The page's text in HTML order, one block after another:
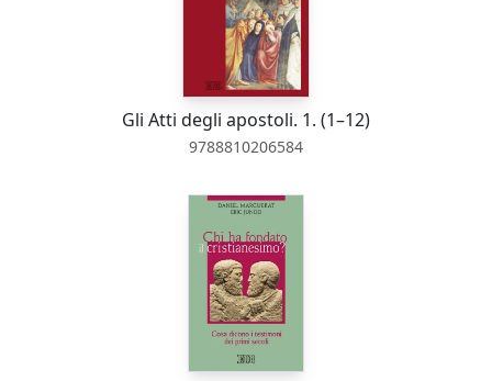
Gli Atti degli apostoli. 1. (1–12)
9788810206584